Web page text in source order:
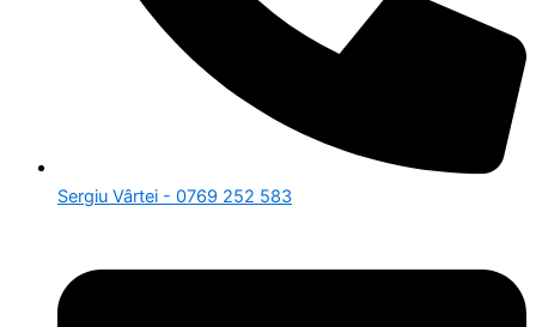
Sergiu Vârtei - 0769 252 583